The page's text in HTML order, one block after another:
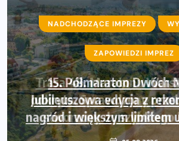
NADCHODZĄCE IMPREZY
ZAPOWIEDZI IMPREZ
Trasa 48. Maratonu
odkryta. Sprawdzony
stworzony do szybkiego